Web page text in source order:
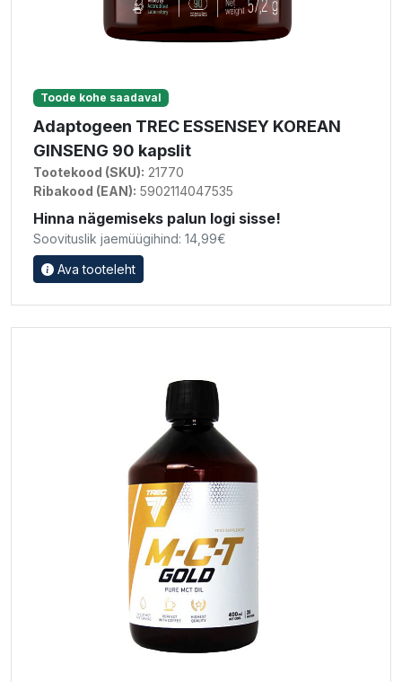
Toode kohe saadaval
Adaptogeen TREC ESSENSEY KOREAN
GINSENG 90 kapslit
Tootekood (SKU): 21770
Ribakood (EAN): 5902114047535
Hinna nägemiseks palun logi sisse!
Soovituslik jaemüügihind: 14,99€
Ava tooteleht